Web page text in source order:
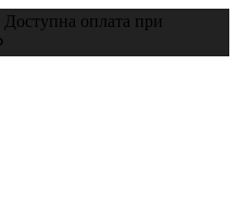
Доступна оплата при